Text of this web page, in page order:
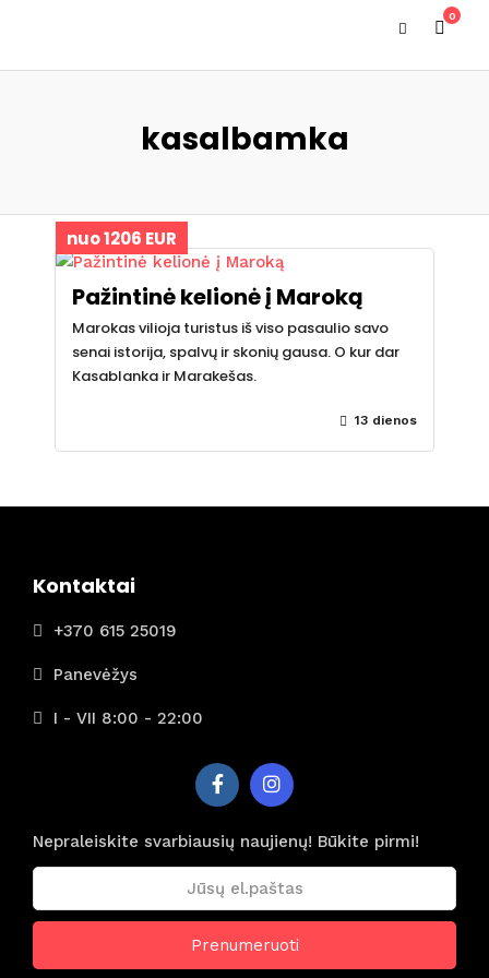
0
kasalbamka
nuo 1206 EUR
Pažintinė kelionė į Maroką
Marokas vilioja turistus iš viso pasaulio savo
senai istorija, spalvų ir skonių gausa. O kur dar
Kasablanka ir Marakešas.
13 dienos
Kontaktai
+370 615 25019
Panevėžys
I - VII 8:00 - 22:00
Nepraleiskite svarbiausių naujienų! Būkite pirmi!